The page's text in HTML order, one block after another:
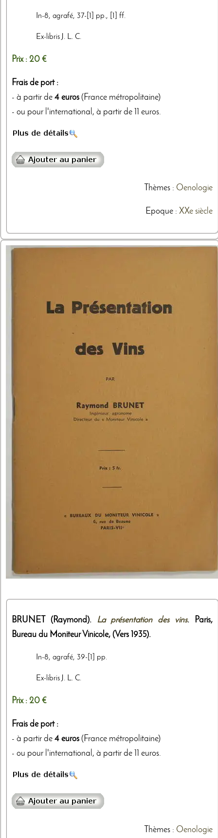
In-8, agrafé, 37-[1] pp., [1] ff.
Ex-libris J. L. C.
Prix : 20 €
Frais de port :
- à partir de 4 euros (France métropolitaine)
- ou pour l'international, à partir de 11 euros.
Thèmes: Oenologie
Epoque : XXe siècle
BRUNET (Raymond). La présentation des vins. Paris,
Bureau du Moniteur Vinicole, (Vers 1935).
In-8, agrafé, 39-[1] pp.
Ex-libris J. L. C.
Prix : 20 €
Frais de port :
- à partir de 4 euros (France métropolitaine)
- ou pour l'international, à partir de 11 euros.
Thèmes: Oenologie